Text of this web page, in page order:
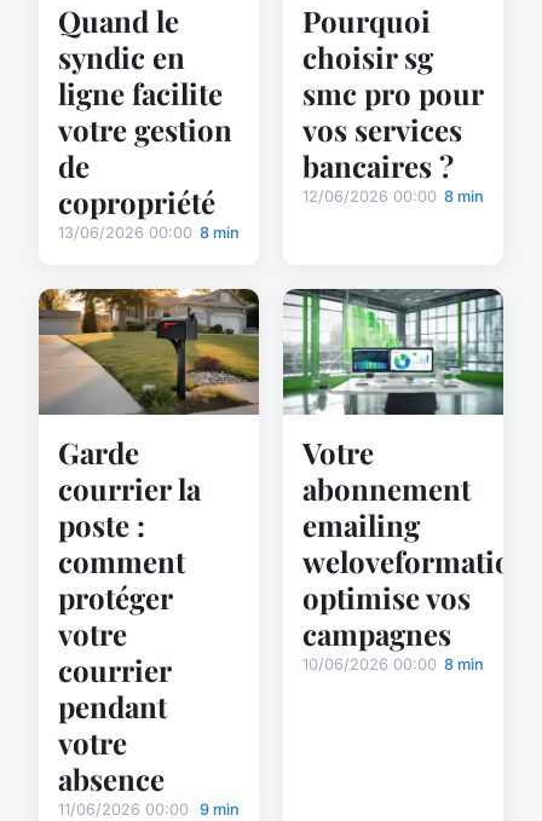
Quand le
syndic en
ligne facilite
votre gestion
de
copropriété
13/06/2026 00:00 8 min
Pourquoi
choisir sg
smc pro pour
vos services
bancaires ?
12/06/2026 00:00 8 min
Garde
courrier la
poste :
comment
protéger
votre
courrier
pendant
votre
absence
11/06/2026 00:00 9 min
Votre
abonnement
emailing
optimise vos
campagnes
10/06/2026 00:00 8 min